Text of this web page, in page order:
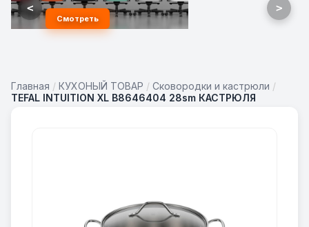
Смотреть
< >
Главная / КУХОНЫЙ ТОВАР / Сковородки и кастрюли /
TEFAL INTUITION XL B8646404 28sm КАСТРЮЛЯ